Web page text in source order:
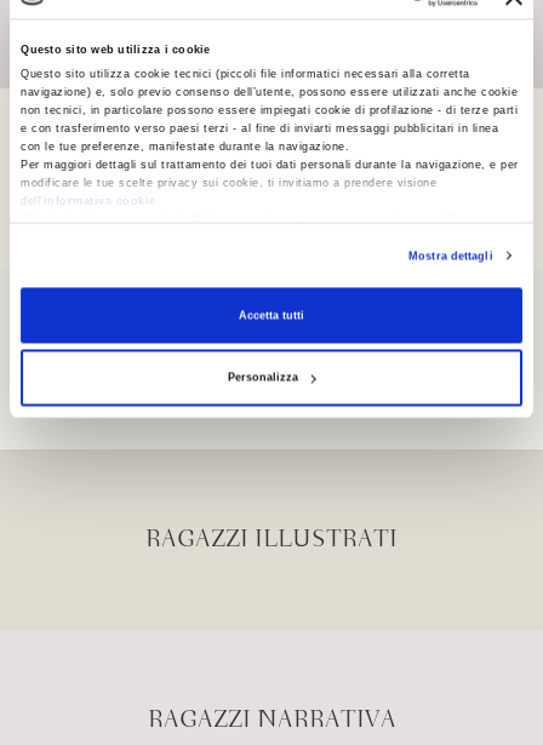
Questo sito web utilizza i cookie
Questo sito utilizza cookie tecnici (piccoli file informatici necessari alla corretta
navigazione) e, solo previo consenso dell’utente, possono essere utilizzati anche cookie
non tecnici, in particolare possono essere impiegati cookie di profilazione - di terze parti
e con trasferimento verso paesi terzi - al fine di inviarti messaggi pubblicitari in linea
con le tue preferenze, manifestate durante la navigazione.
Per maggiori dettagli sul trattamento dei tuoi dati personali durante la navigazione, e per
modificare le tue scelte privacy sui cookie, ti invitiamo a prendere visione
dell’
informativa cookie
RevocaMostra dettagli
Accetta tutti
Personalizza
PASSAGGI
POESIA
RAGAZZI ILLUSTRATI
RAGAZZI NARRATIVA